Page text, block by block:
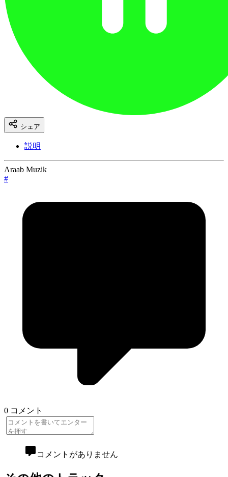
シェア
説明
Araab Muzik
#
0 コメント
コメントがありません